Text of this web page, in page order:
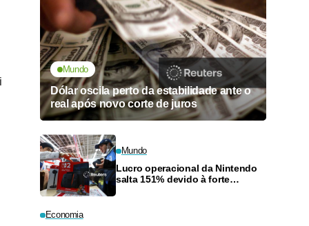
Mundo
Dólar oscila perto da estabilidade ante o
real após novo corte de juros
Mundo
Lucro operacional da Nintendo
salta 151% devido à forte
Economia